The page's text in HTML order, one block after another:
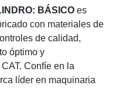
BÁSICO es
con materiales de
de calidad,
óptimo y
Confíe en la
líder en maquinaria